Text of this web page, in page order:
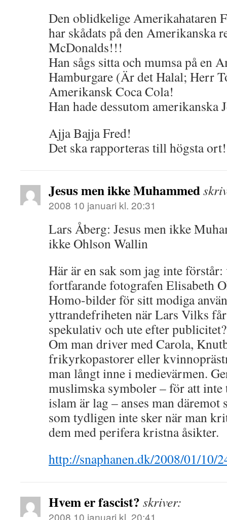
Den oblidkelige Amerikahataren
har skådats på den Amerikanska
McDonalds!!!
Han sågs sitta och mumsa på en
Hamburgare (Är det Halal; Herr
Amerikansk Coca Cola!
Han hade dessutom amerikanska
Ajja Bajja Fred!
Det ska rapporteras till högsta ort!
Jesus men ikke Muhammed
2008 10 januari kl. 20:31
Lars Åberg: Jesus men ikke
ikke Ohlson Wallin
Här är en sak som jag inte
fortfarande fotografen Elisabeth
Homo-bilder för sitt modiga
yttrandefriheten när Lars Vilks
spekulativ och ute efter publicitet?
Om man driver med Carola,
frikyrkopastorer eller
man långt inne i medievärmen.
muslimska symboler – för att
islam är lag – anses man däremot
som tydligen inte sker när man
dem med perifera kristna åsikter.
http://snaphanen.dk/2008/01/10/
Hvem er fascist? skriver:
2008 10 januari kl. 20:41